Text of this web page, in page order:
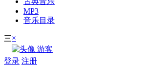
MP3
音乐目录
三×
游客
登录 注册